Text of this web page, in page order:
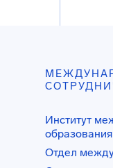
Институт
образования
Отдел